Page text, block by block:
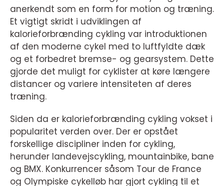
anerkendt som en form for motion og træning.
Et vigtigt skridt i udviklingen af
kalorieforbrænding cykling var introduktionen
af den moderne cykel med to luftfyldte dæk
og et forbedret bremse- og gearsystem. Dette
gjorde det muligt for cyklister at køre længere
distancer og variere intensiteten af deres
træning.
Siden da er kalorieforbrænding cykling vokset i
popularitet verden over. Der er opstået
forskellige discipliner inden for cykling,
herunder landevejscykling, mountainbike, bane
og BMX. Konkurrencer såsom Tour de France
og Olympiske cykelløb har gjort cykling til et